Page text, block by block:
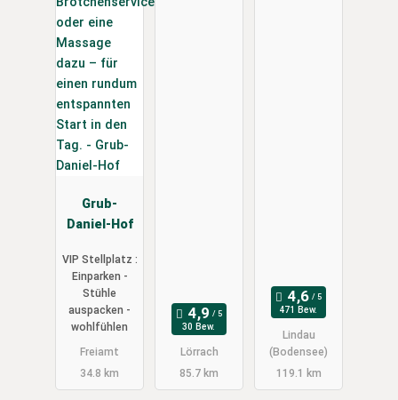
Grub-
Daniel-Hof
VIP Stellplatz :
Einparken -
Stühle
auspacken -
wohlfühlen
Freiamt
34.8 km
30 Bew.
Lörrach
85.7 km
471 Bew.
Lindau
(Bodensee)
119.1 km